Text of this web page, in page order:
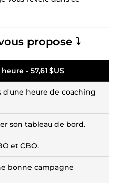
propose ⤵️
heure - 57,61 $US
d'une heure de coaching
son tableau de bord.
et CBO.
bonne campagne